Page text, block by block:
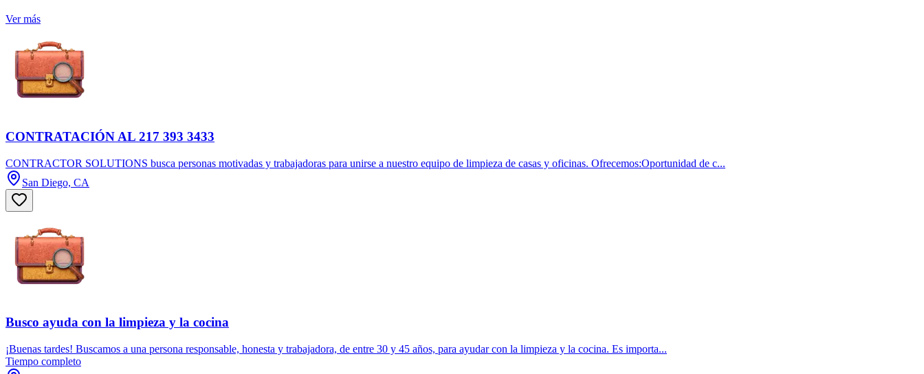
Ver más
CONTRATACIÓN AL 217 393 3433
CONTRACTOR SOLUTIONS busca personas motivadas y trabajadoras para unirse a nuestro equipo de limpieza de casas y oficinas. Ofrecemos:Oportunidad de c...
San Diego, CA
Busco ayuda con la limpieza y la cocina
¡Buenas tardes! Buscamos a una persona responsable, honesta y trabajadora, de entre 30 y 45 años, para ayudar con la limpieza y la cocina. Es importa...
Tiempo completo